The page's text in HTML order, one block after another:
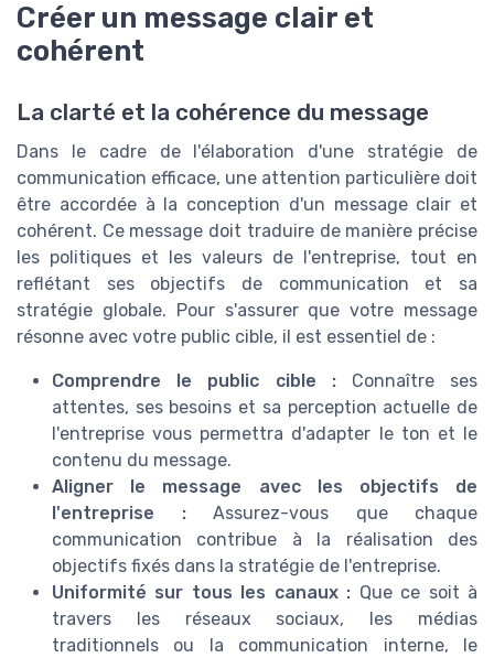
Créer un message clair et
cohérent
La clarté et la cohérence du message
Dans le cadre de l'élaboration d'une stratégie de
communication efficace, une attention particulière doit
être accordée à la conception d'un message clair et
cohérent. Ce message doit traduire de manière précise
les politiques et les valeurs de l'entreprise, tout en
reflétant ses objectifs de communication et sa
stratégie globale. Pour s'assurer que votre message
résonne avec votre public cible, il est essentiel de :
Comprendre le public cible :Connaître ses
attentes, ses besoins et sa perception actuelle de
l'entreprise vous permettra d'adapter le ton et le
contenu du message.
Aligner le message avec les objectifs de
l'entreprise :Assurez-vous que chaque
communication contribue à la réalisation des
objectifs fixés dans la stratégie de l'entreprise.
Uniformité sur tous les canaux : Que ce soit à
travers les réseaux sociaux, les médias
traditionnels ou la communication interne, le